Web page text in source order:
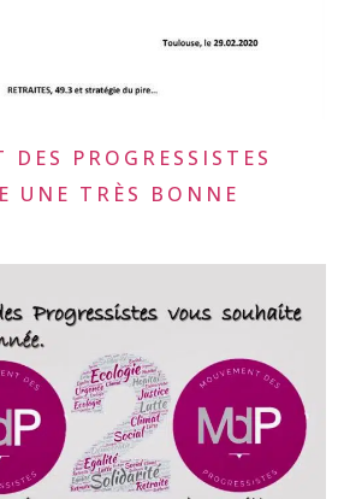
DES PROGRESSISTES
UNE TRÈS BONNE